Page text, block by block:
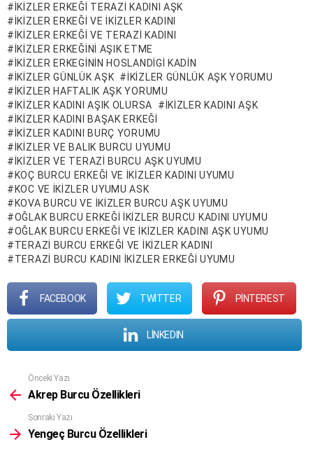
IKIZLER ERKEĞI TERAZI KADINI AŞK
IKIZLER ERKEĞI VE IKIZLER KADINI
IKIZLER ERKEĞI VE TERAZI KADINI
IKIZLER ERKEĞINI AŞIK ETME
IKIZLER ERKEGININ HOSLANDIGI KADIN
IKIZLER GÜNLÜK AŞK
IKIZLER GÜNLÜK AŞK YORUMU
IKIZLER HAFTALIK AŞK YORUMU
IKIZLER KADINI AŞIK OLURSA
IKIZLER KADINI AŞK
IKIZLER KADINI BAŞAK ERKEĞI
IKIZLER KADINI BURÇ YORUMU
IKIZLER VE BALIK BURCU UYUMU
IKIZLER VE TERAZI BURCU AŞK UYUMU
KOÇ BURCU ERKEĞI VE IKIZLER KADINI UYUMU
KOC VE IKIZLER UYUMU ASK
KOVA BURCU VE IKIZLER BURCU AŞK UYUMU
OĞLAK BURCU ERKEĞI IKIZLER BURCU KADINI UYUMU
OĞLAK BURCU ERKEĞI VE IKIZLER KADINI AŞK UYUMU
TERAZI BURCU ERKEĞI VE IKIZLER KADINI
TERAZI BURCU KADINI IKIZLER ERKEĞI UYUMU
FACEBOOK TWITTER PINTEREST
LINKEDIN
Daha
fazla
Önceki Yazı
Akrep Burcu Özellikleri
Sonraki Yazı
Yengeç Burcu Özellikleri